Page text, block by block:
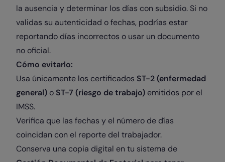
la ausencia y determinar los días con subsidio. Si no
validas su autenticidad o fechas, podrías estar
reportando días incorrectos o usar un documento
no oficial.
Cómo evitarlo:
Usa únicamente los certificados ST-2 (enfermedad
general) o ST-7 (riesgo de trabajo) emitidos por el
IMSS.
Verifica que las fechas y el número de días
coincidan con el reporte del trabajador.
Conserva una copia digital en tu sistema de